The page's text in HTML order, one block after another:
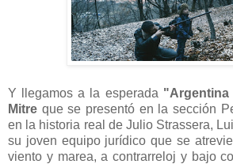
Y llegamos a la esperada "Argentina
Mitre que se presentó en la sección
en la historia real de Julio Strassera,
su joven equipo jurídico que se
viento y marea, a contrarreloj y bajo